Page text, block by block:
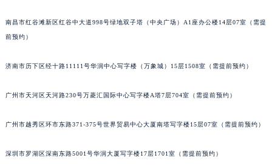
南昌市红谷滩新区红谷中大道998号绿地双子塔（中央广场）A1座办公楼14层07室（需提
前预约）
济南市历下区经十路11111号华润中心写字楼（万象城）15层1508室（需提前预约）
广州市天河区天河路230号万菱汇国际中心写字楼A塔7层704室（需提前预约）
广州市越秀区环市东路371-375号世界贸易中心大厦南塔写字楼15层07室（需提前预约）
深圳市罗湖区深南东路5001号华润大厦写字楼17层1701室（需提前预约）